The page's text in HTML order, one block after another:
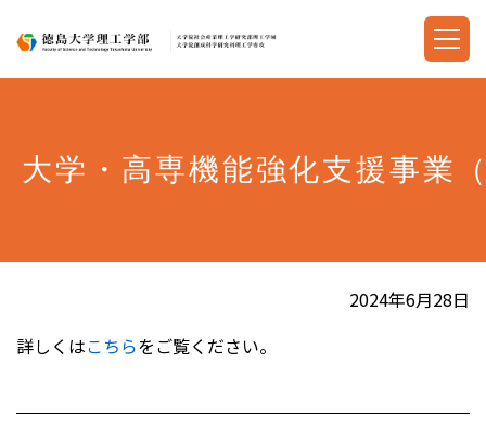
大学・高専機能強化支援事業
2024年6月28日
詳しくはこちらをご覧ください。